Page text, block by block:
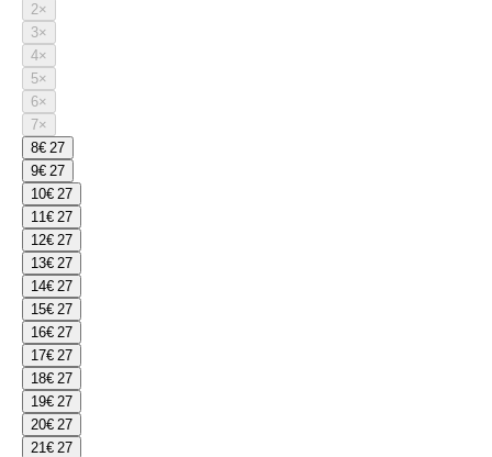
2×
3×
4×
5×
6×
7×
8€ 27
9€ 27
10€ 27
11€ 27
12€ 27
13€ 27
14€ 27
15€ 27
16€ 27
17€ 27
18€ 27
19€ 27
20€ 27
21€ 27